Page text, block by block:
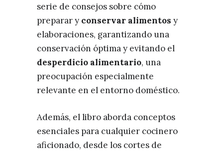
serie de consejos sobre cómo
preparar y conservar alimentos y
elaboraciones, garantizando una
conservación óptima y evitando el
desperdicio alimentario, una
preocupación especialmente
relevante en el entorno doméstico.
Además, el libro aborda conceptos
esenciales para cualquier cocinero
aficionado, desde los cortes de